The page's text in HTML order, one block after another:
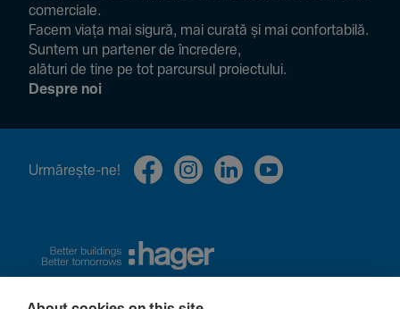
comer­ciale.
Facem viața mai sigură, mai curată și mai confor­ta­bilă.
Suntem un partener de încre­dere,
alături de tine pe tot parcursul proiec­tului.
Despre noi
Urmă­rește-ne!